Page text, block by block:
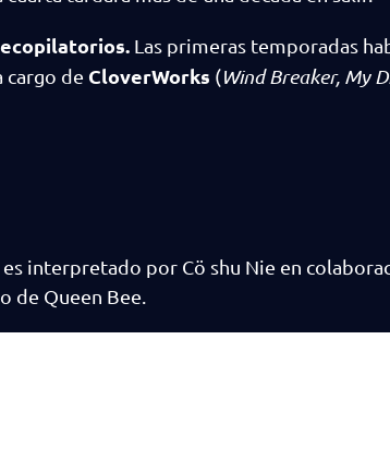
Las primeras temporadas
cargo de CloverWorks (Wind Breaker, My
interpretado por Cö shu Nie en
de Queen Bee.